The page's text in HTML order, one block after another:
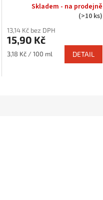
Skladem - na prodejně
(>10 ks)
13,14 Kč bez DPH
15,90 Kč
Měrná
3,18 Kč / 100 ml DETAIL